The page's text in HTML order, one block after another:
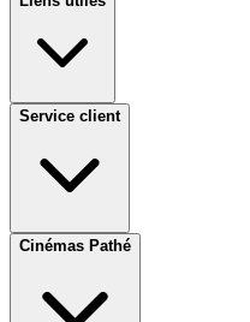
Service client
Cinémas Pathé